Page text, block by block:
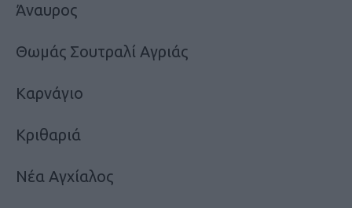
Άναυρος
Θωμάς Σουτραλί Αγριάς
Καρνάγιο
Κριθαριά
Νέα Αγχίαλος